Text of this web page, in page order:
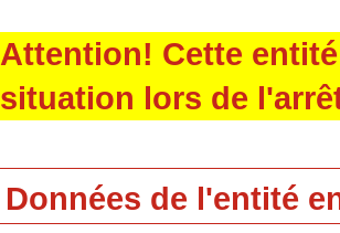
Attention! Cette
situation lors de
Données de l'entité